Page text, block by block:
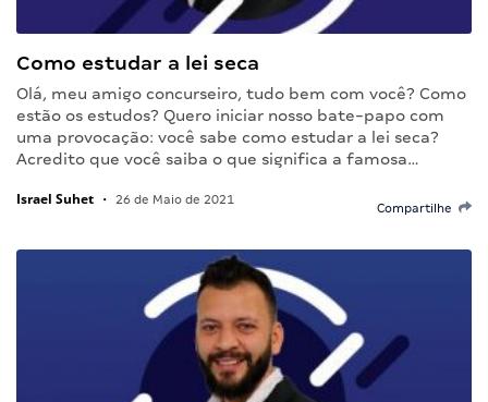
Como estudar a lei seca
Olá, meu amigo concurseiro, tudo bem com você? Como
estão os estudos? Quero iniciar nosso bate-papo com
uma provocação: você sabe como estudar a lei seca?
Acredito que você saiba o que significa a famosa…
Israel Suhet • 26 de Maio de 2021
Compartilhe